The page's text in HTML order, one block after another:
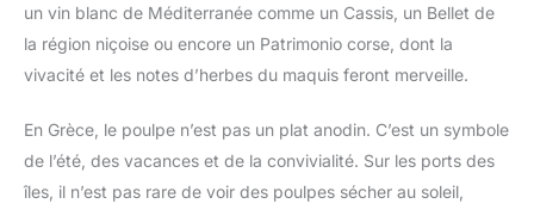
un vin blanc de Méditerranée comme un Cassis, un Bellet de
la région niçoise ou encore un Patrimonio corse, dont la
vivacité et les notes d’herbes du maquis feront merveille.
En Grèce, le poulpe n’est pas un plat anodin. C’est un symbole
de l’été, des vacances et de la convivialité. Sur les ports des
îles, il n’est pas rare de voir des poulpes sécher au soleil,